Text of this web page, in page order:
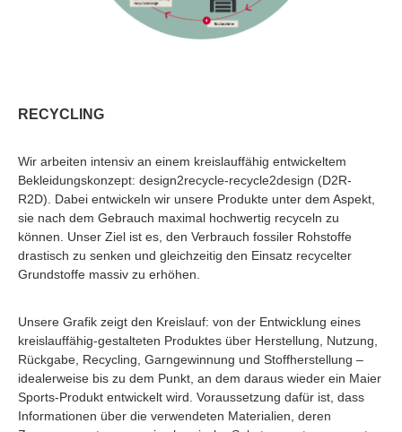
RECYCLING
Wir arbeiten intensiv an einem kreislauffähig entwickeltem
Bekleidungskonzept: design2recycle-recycle2design (D2R-
R2D). Dabei entwickeln wir unsere Produkte unter dem Aspekt,
sie nach dem Gebrauch maximal hochwertig recyceln zu
können. Unser Ziel ist es, den Verbrauch fossiler Rohstoffe
drastisch zu senken und gleichzeitig den Einsatz recycelter
Grundstoffe massiv zu erhöhen.
Unsere Grafik zeigt den Kreislauf: von der Entwicklung eines
kreislauffähig-gestalteten Produktes über Herstellung, Nutzung,
Rückgabe, Recycling, Garngewinnung und Stoffherstellung –
idealerweise bis zu dem Punkt, an dem daraus wieder ein Maier
Sports-Produkt entwickelt wird. Voraussetzung dafür ist, dass
Informationen über die verwendeten Materialien, deren